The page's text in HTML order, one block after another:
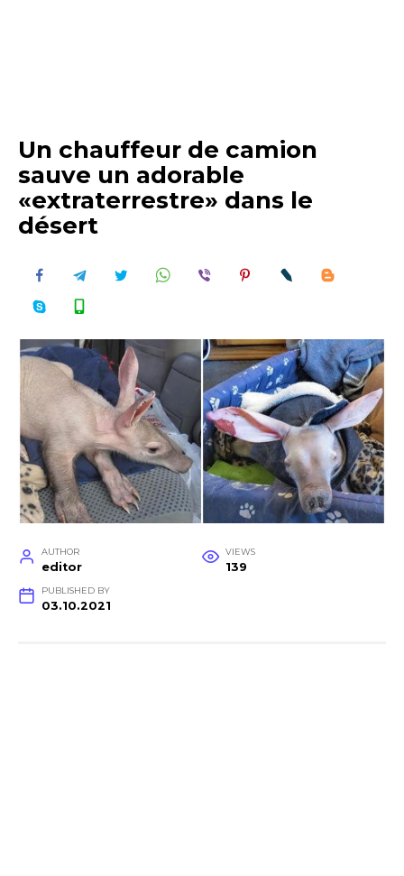
Un chauffeur de camion
sauve un adorable
«extraterrestre» dans le
désert
AUTHOR
editor
VIEWS
139
PUBLISHED BY
03.10.2021